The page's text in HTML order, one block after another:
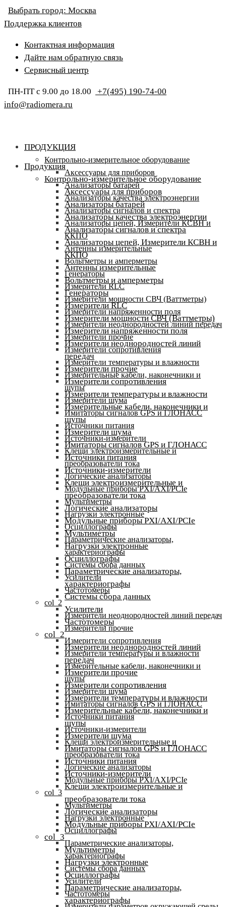
Выбрать город: Москва
Поддержка клиентов
Контактная информация
Дайте нам обратную связь
Сервисный центр
ПН-ПТ с 9.00 до 18.00
+7(495) 190-74-00
info@radiomera.ru
ПРОДУКЦИЯ
Контрольно-измерительное оборудование
Аксессуары для приборов
Анализаторы батарей
Анализаторы качества электроэнергии
Анализаторы сигналов и спектра
Анализаторы цепей, Измерители КСВН и
ККПО
Антенны измерительные
Вольтметры и амперметры
Генераторы
Измерители RLC
Измерители мощности СВЧ (Ваттметры)
Измерители напряженности поля
Измерители неоднородностей линий передач
Измерители прочие
Измерители сопротивления
Измерители температуры и влажности
Измерительные кабели, наконечники и
щупы
Измерители шума
Имитаторы сигналов GPS и ГЛОНАСС
Источники питания
Источники-измерители
Клещи электроизмерительные и
преобразователи тока
Логические анализаторы
Модульные приборы PXI/AXI/PCIe
Мультиметры
Нагрузки электронные
Осциллографы
Параметрические анализаторы,
характериографы
Системы сбора данных
Усилители
Частотомеры
col_2
Измерители неоднородностей линий передач
Измерители прочие
Измерители сопротивления
Измерители температуры и влажности
Измерительные кабели, наконечники и
щупы
Измерители шума
Имитаторы сигналов GPS и ГЛОНАСС
Источники питания
Источники-измерители
Клещи электроизмерительные и
преобразователи тока
Логические анализаторы
Модульные приборы PXI/AXI/PCIe
col_3
Мультиметры
Нагрузки электронные
Осциллографы
Параметрические анализаторы,
характериографы
Системы сбора данных
Усилители
Частотомеры
Продукция
Контрольно-измерительное оборудование
Аксессуары для приборов
Анализаторы батарей
Анализаторы качества электроэнергии
Анализаторы сигналов и спектра
Анализаторы цепей, Измерители КСВН и
ККПО
Антенны измерительные
Вольтметры и амперметры
Генераторы
Измерители RLC
Измерители мощности СВЧ (Ваттметры)
Измерители напряженности поля
Измерители неоднородностей линий
передач
Измерители прочие
Измерители сопротивления
Измерители температуры и влажности
Измерительные кабели, наконечники и
щупы
Измерители шума
Имитаторы сигналов GPS и ГЛОНАСС
Источники питания
Источники-измерители
Клещи электроизмерительные и
преобразователи тока
Логические анализаторы
Модульные приборы PXI/AXI/PCIe
Мультиметры
Нагрузки электронные
Осциллографы
Параметрические анализаторы,
характериографы
Системы сбора данных
Усилители
Частотомеры
col_2
Измерители неоднородностей линий
передач
Измерители прочие
Измерители сопротивления
Измерители температуры и влажности
Измерительные кабели, наконечники и
щупы
Измерители шума
Имитаторы сигналов GPS и ГЛОНАСС
Источники питания
Источники-измерители
Клещи электроизмерительные и
преобразователи тока
Логические анализаторы
Модульные приборы PXI/AXI/PCIe
col_3
Мультиметры
Нагрузки электронные
Осциллографы
Параметрические анализаторы,
характериографы